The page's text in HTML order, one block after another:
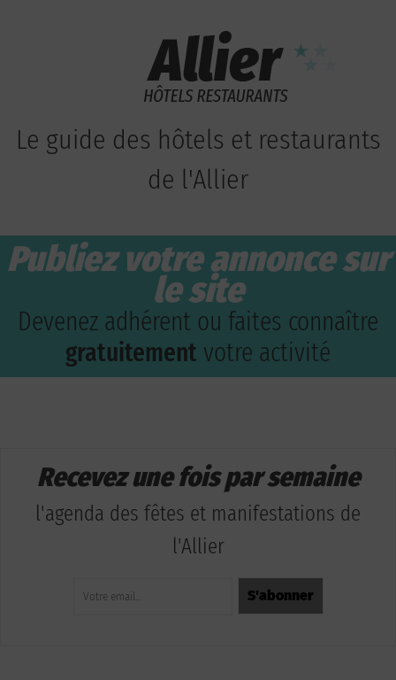
Le guide des hôtels et restaurants
de l'Allier
Publiez votre annonce sur
le site
Devenez adhérent ou faites connaître
gratuitement votre activité
Recevez une fois par semaine
l'agenda des fêtes et manifestations de
l'Allier